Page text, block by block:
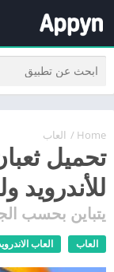
Home
/ العاب
للأندرويد
يتباين بحسب
العاب العاب